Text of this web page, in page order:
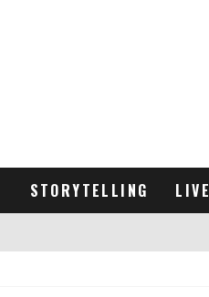
STORYTELLING LIVE